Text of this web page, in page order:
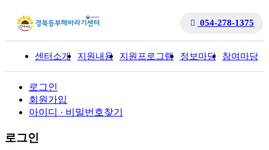
054-278-1375
센터소개 지원내용 지원프로그램 정보마당 참여마당
로그인
회원가입
아이디 · 비밀번호찾기
로그인